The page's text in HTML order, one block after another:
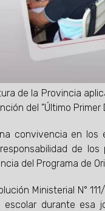
de la Provincia
del "Último Primer
convivencia en
de
del Programa de
Ministerial N°
durante esa